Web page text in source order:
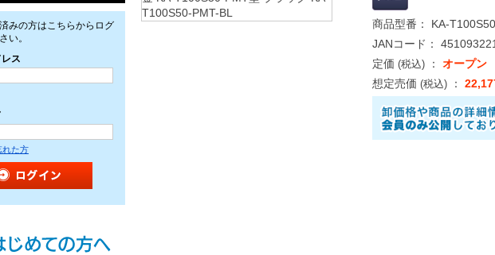
みの方はこちらからログ
い。
ス
れた方
商品型番： KA-
JANコード：
定価 (税込) ： オープン
想定売価 (税込) ：